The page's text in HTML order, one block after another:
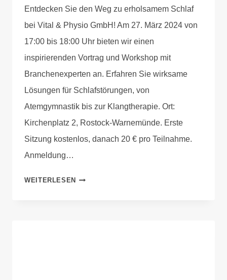
Krause
Entdecken Sie den Weg zu erholsamem Schlaf
bei Vital & Physio GmbH! Am 27. März 2024 von
17:00 bis 18:00 Uhr bieten wir einen
inspirierenden Vortrag und Workshop mit
Branchenexperten an. Erfahren Sie wirksame
Lösungen für Schlafstörungen, von
Atemgymnastik bis zur Klangtherapie. Ort:
Kirchenplatz 2, Rostock-Warnemünde. Erste
Sitzung kostenlos, danach 20 € pro Teilnahme.
Anmeldung…
WEITERLESEN